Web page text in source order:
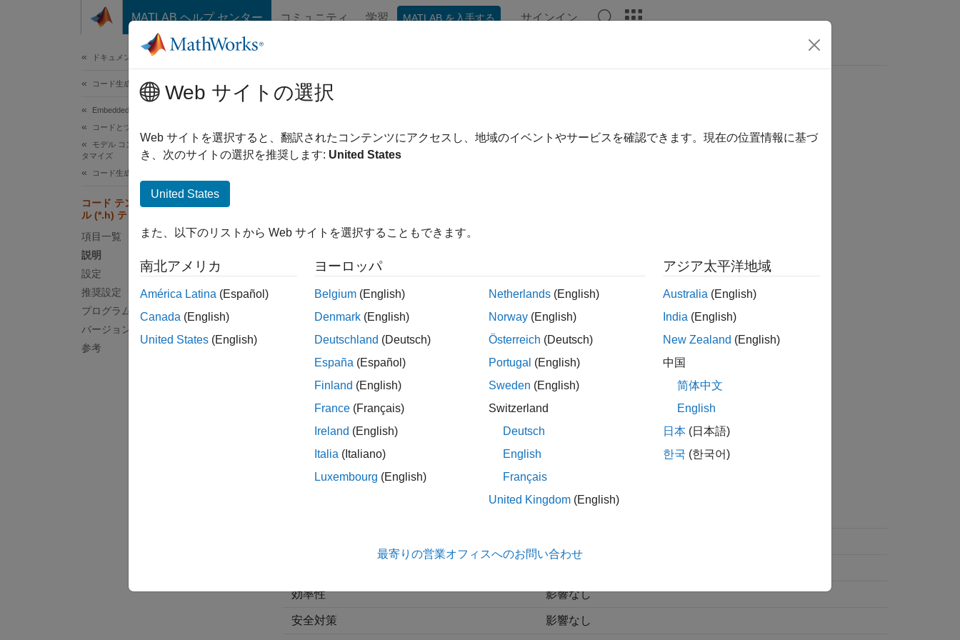
コンテンツへスキップ
MATLAB ヘルプ センター コミュニティ 学習 MATLAB を入手する サインイン
ドキュメンテーションのホーム
コード生成
Embedded Coder
コードとツールのカスタマイズ
モデル コンフィギュレーション セットのカス
タマイズ
コード生成のコンフィギュレーション セット
コード テンプレート: ヘッダー ファイ
ル (*.h) テンプレート
項目一覧
説明
設定
推奨設定
プログラムでの使用
バージョン履歴
参考
コード テンプレート: ヘッダー ファイル (*.h) テンプレート
生成コードのヘッダーのテンプレート
コード ヘッダー ファイルの生成時に使用するコード生成テンプレート (CGT) ファイルを指定します。
設定
ert_code_template.cgt(既定値) | CGT ファイル
ert_code_template.cgt
) の最上位の編成と形式を定義できます。
CGT ファイルは MATLAB
推奨設定
効率性 影響なし
安全対策 影響なし
Web サイトの選択
Web サイトを選択すると、翻訳されたコンテンツにアクセスし、地域のイベントやサービスを確認できます。現在の位置情報に基づ
き、次のサイトの選択を推奨します: United States
United States
また、以下のリストから Web サイトを選択することもできます。
南北アメリカ
América Latina (Español)
Canada (English)
United States (English)
ヨーロッパ
Belgium (English)
Denmark (English)
Deutschland (Deutsch)
España (Español)
Finland (English)
France (Français)
Ireland (English)
Italia (Italiano)
Luxembourg (English)
Netherlands (English)
Norway (English)
Österreich (Deutsch)
Portugal (English)
Sweden (English)
Switzerland
Deutsch
English
Français
United Kingdom (English)
アジア太平洋地域
Australia (English)
India (English)
New Zealand (English)
中国
简体中文
English
日本 (日本語)
한국 (한국어)
最寄りの営業オフィスへのお問い合わせ